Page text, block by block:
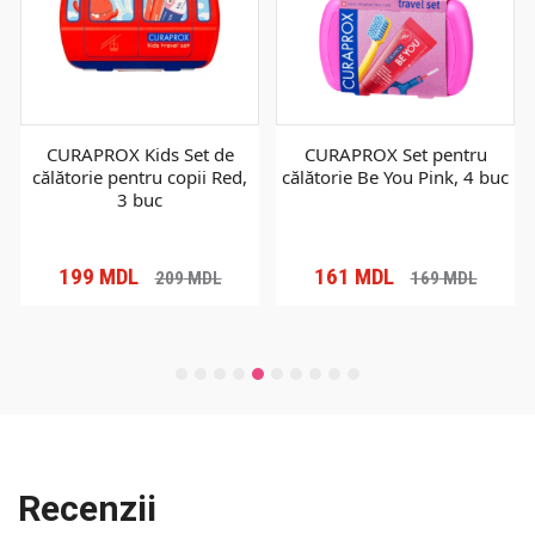
CURAPROX Kids Set de
călătorie pentru copii Red,
3 buc
199 MDL 209MDL
CURAPROX Set pentru
călătorie Be You Pink, 4 buc
161 MDL 169MDL
Recenzii